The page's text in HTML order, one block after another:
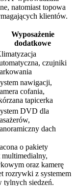
natomiast topowa
klientów.
Wyposażenie
dodatkowe
czujniki
nawigacji,
cofania,
tapicerka
DVD dla
dach
o pakiety
multimedialny,
oraz kamerę
rozrywki z systemem
tylnych siedzeń.